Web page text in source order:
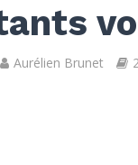
Aurélien Brunet